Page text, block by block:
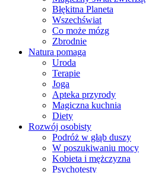
Błękitna Planeta
Wszechświat
Co może mózg
Zbrodnie
Natura pomaga
Uroda
Terapie
Joga
Apteka przyrody
Magiczna kuchnia
Diety
Rozwój osobisty
Podróż w głąb duszy
W poszukiwaniu mocy
Kobieta i mężczyzna
Psychotesty